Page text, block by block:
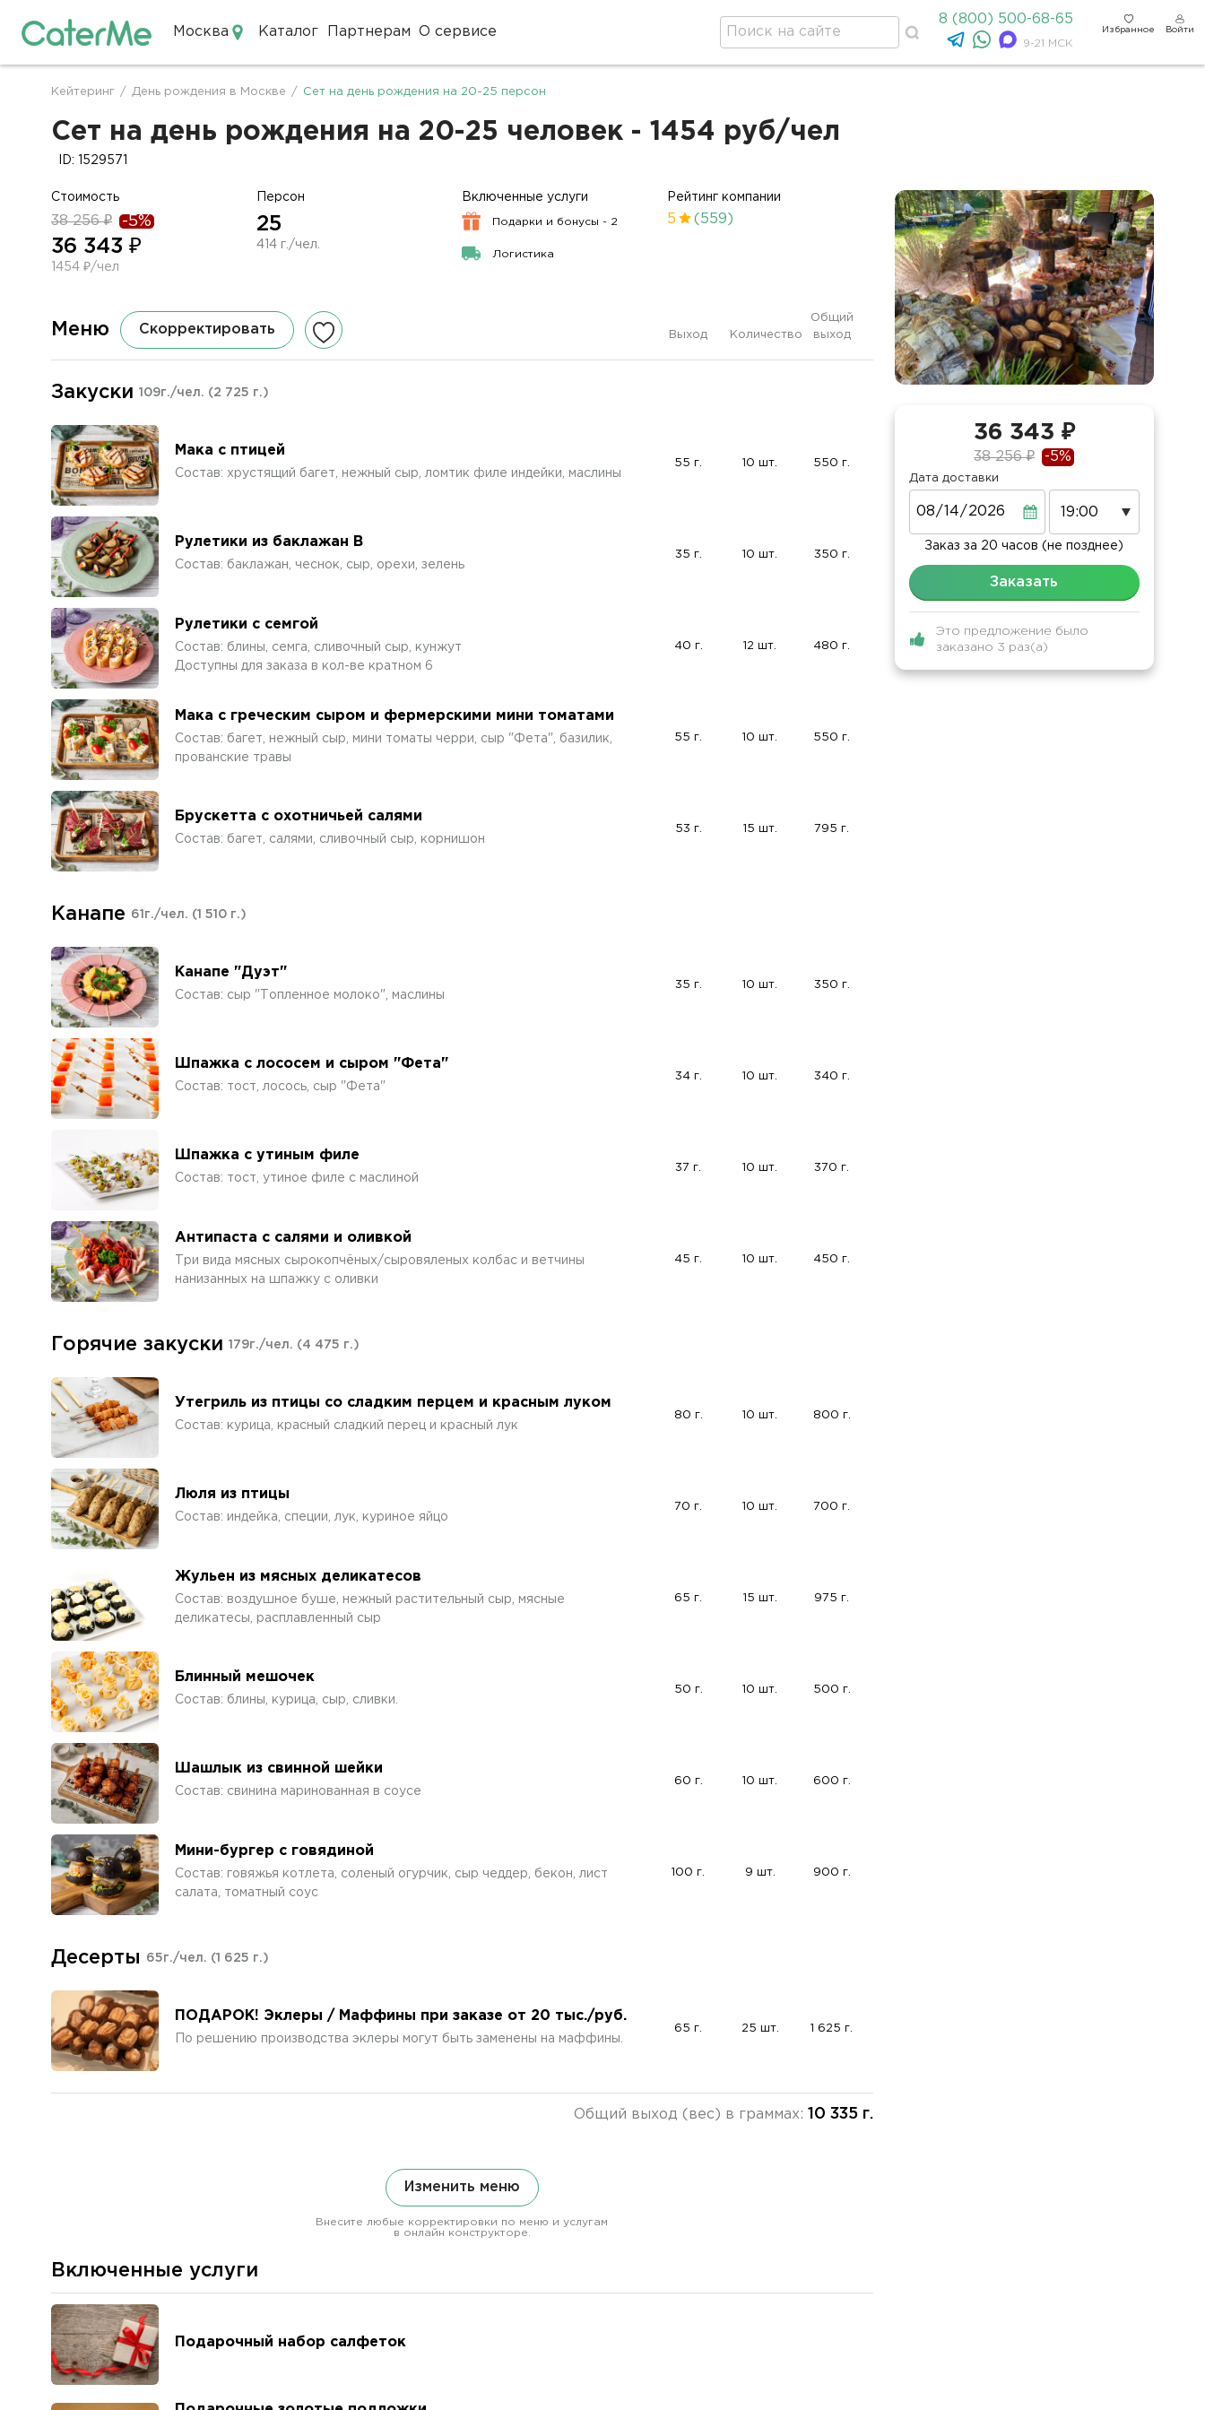
Москва Каталог Партнерам О сервисе
8 (800) 500-68-65
9-21 МСК
Избранное Войти
Строка
навигации
Кейтеринг / День рождения в Москве / Сет на день рождения на 20-25 персон
Сет на день рождения на 20-25 человек - 1454 руб/чел
ID: 1529571
Стоимость
38 256 ₽ -5%
36 343 ₽
1454 ₽/чел
Персон
25
414 г./чел.
Включенные услуги
Подарки и бонусы - 2
Логистика
Рейтинг компании
5 (559)
Меню Скорректировать Выход Количество
Общий
выход
Закуски 109г./чел. (2 725 г.)
Мака с птицей
Состав: хрустящий багет, нежный сыр, ломтик филе индейки, маслины
55 г. 10 шт. 550 г.
Рулетики из баклажан В
Состав: баклажан, чеснок, сыр, орехи, зелень
35 г. 10 шт. 350 г.
Рулетики с семгой
Состав: блины, семга, сливочный сыр, кунжут
Доступны для заказа в кол-ве кратном 6
40 г. 12 шт. 480 г.
Мака с греческим сыром и фермерскими мини томатами
Состав: багет, нежный сыр, мини томаты черри, сыр "Фета", базилик,
прованские травы
55 г. 10 шт. 550 г.
Брускетта с охотничьей салями
Состав: багет, салями, сливочный сыр, корнишон
53 г. 15 шт. 795 г.
Канапе 61г./чел. (1 510 г.)
Канапе "Дуэт"
Состав: сыр "Топленное молоко", маслины
35 г. 10 шт. 350 г.
Шпажка с лососем и сыром "Фета"
Состав: тост, лосось, сыр "Фета"
34 г. 10 шт. 340 г.
Шпажка с утиным филе
Состав: тост, утиное филе с маслиной
37 г. 10 шт. 370 г.
Антипаста с салями и оливкой
Три вида мясных сырокопчёных/сыровяленых колбас и ветчины
нанизанных на шпажку с оливки
45 г. 10 шт. 450 г.
Горячие закуски 179г./чел. (4 475 г.)
Утегриль из птицы со сладким перцем и красным луком
Состав: курица, красный сладкий перец и красный лук
80 г. 10 шт. 800 г.
Люля из птицы
Состав: индейка, специи, лук, куриное яйцо
70 г. 10 шт. 700 г.
Жульен из мясных деликатесов
Состав: воздушное буше, нежный растительный сыр, мясные
деликатесы, расплавленный сыр
65 г. 15 шт. 975 г.
Блинный мешочек
Состав: блины, курица, сыр, сливки.
50 г. 10 шт. 500 г.
Шашлык из свинной шейки
Состав: свинина маринованная в соусе
60 г. 10 шт. 600 г.
Мини-бургер с говядиной
Состав: говяжья котлета, соленый огурчик, сыр чеддер, бекон, лист
салата, томатный соус
100 г. 9 шт. 900 г.
Десерты 65г./чел. (1 625 г.)
ПОДАРОК! Эклеры / Маффины при заказе от 20 тыс./руб.
По решению производства эклеры могут быть заменены на маффины.
65 г. 25 шт. 1 625 г.
Общий выход (вес) в граммах: 10 335 г.
Изменить меню
Внесите любые корректировки по меню и услугам
в онлайн конструкторе.
Включенные услуги
Подарочный набор салфеток
36 343 ₽
38 256 ₽ -5%
Дата доставки
Заказ за 20 часов (не позднее)
Заказать
Это предложение было
заказано 3 раз(а)